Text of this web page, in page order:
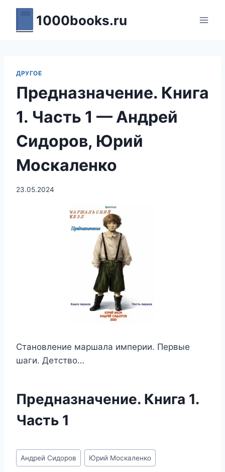
Перейти
содержимому
1000books.ru
ДРУГОЕ
Предназначение. Книга
1. Часть 1 — Андрей
Сидоров, Юрий
Москаленко
23.05.2024
Становление маршала империи. Первые
шаги. Детство…
Предназначение. Книга 1.
Часть 1
Метки
записи:
Андрей Сидоров Юрий Москаленко